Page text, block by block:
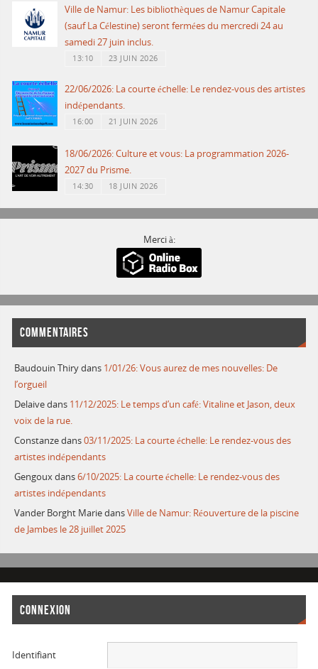
Ville de Namur: Les bibliothèques de Namur Capitale
(sauf La Célestine) seront fermées du mercredi 24 au
samedi 27 juin inclus.
13:10 23 JUIN 2026
22/06/2026: La courte échelle: Le rendez-vous des artistes
indépendants.
16:00 21 JUIN 2026
18/06/2026: Culture et vous: La programmation 2026-
2027 du Prisme.
14:30 18 JUIN 2026
Merci à:
COMMENTAIRES
Baudouin Thirydans 1/01/26: Vous aurez de mes nouvelles: De
l’orgueil
Delaivedans 11/12/2025: Le temps d’un café: Vitaline et Jason, deux
voix de la rue.
Constanzedans03/11/2025: La courte échelle: Le rendez-vous des
artistes indépendants
Gengouxdans6/10/2025: La courte échelle: Le rendez-vous des
artistes indépendants
Vander Borght MariedansVille de Namur: Réouverture de la piscine
de Jambes le 28 juillet 2025
CONNEXION
Identifiant